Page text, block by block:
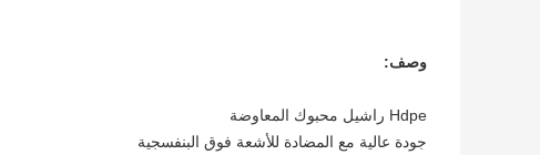
وصف:
Hdpe راشيل محبوك المعاوضة
جودة عالية مع المضادة للأشعة فوق البنفسجية